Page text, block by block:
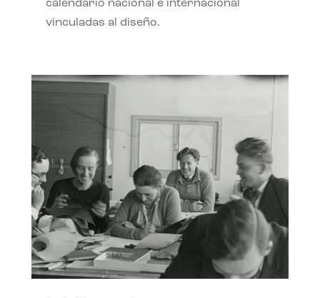
calendario nacional e internacional
vinculadas al diseño.